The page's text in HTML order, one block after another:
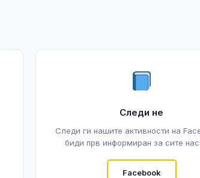
Следи не
Следи ги нашите активности на
биди прв информиран за сите
Facebook